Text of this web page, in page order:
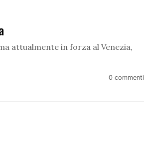
attualmente in forza al Venezia,
0 commenti